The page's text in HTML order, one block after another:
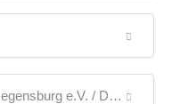
Caritasverband für die Diözese Regensburg e.V. / Diakonisches Werk des Evangelisch-Lutherischen Dekanatsbezirks Regensburg e.V.